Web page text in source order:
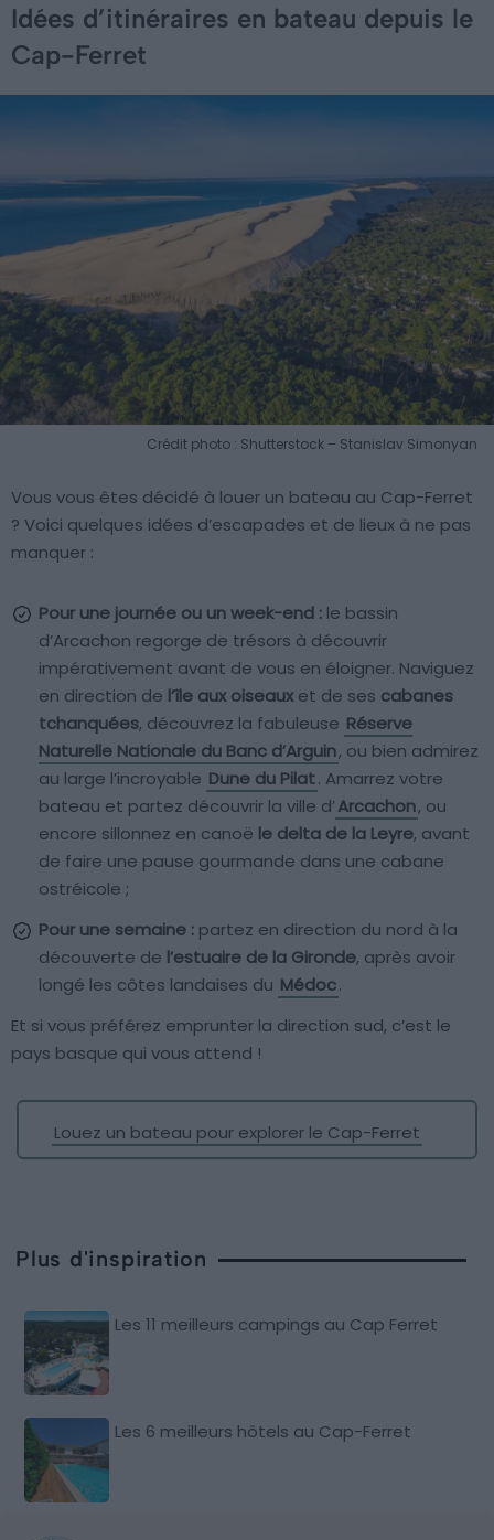
Idées d’itinéraires en bateau depuis le
Cap-Ferret
Crédit photo : Shutterstock – Stanislav Simonyan
Vous vous êtes décidé à louer un bateau au Cap-Ferret
? Voici quelques idées d’escapades et de lieux à ne pas
manquer :
Pour une journée ou un week-end : le bassin
d’Arcachon regorge de trésors à découvrir
impérativement avant de vous en éloigner. Naviguez
en direction de l’île aux oiseauxet de ses cabanes
tchanquées, découvrez la fabuleuse Réserve
Naturelle Nationale du Banc d’Arguin, ou bien admirez
au large l’incroyable Dune du Pilat. Amarrez votre
bateau et partez découvrir la ville d’Arcachon, ou
encore sillonnez en canoë le delta de la Leyre, avant
de faire une pause gourmande dans une cabane
ostréicole ;
Pour une semaine : partez en direction du nord à la
découverte de l’estuaire de la Gironde, après avoir
longé les côtes landaises du Médoc.
Et si vous préférez emprunter la direction sud, c’est le
pays basque qui vous attend !
Louez un bateau pour explorer le Cap-Ferret
Plus d'inspiration
Les 11 meilleurs campings au Cap Ferret
Les 6 meilleurs hôtels au Cap-Ferret